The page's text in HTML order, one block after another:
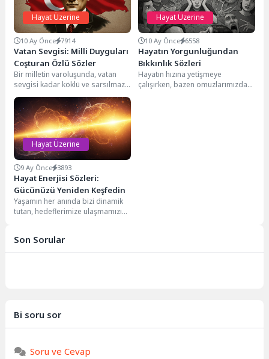
Hayat Üzerine
10 Ay Önce 7914
Vatan Sevgisi: Milli Duyguları
Coşturan Özlü Sözler
Bir milletin varoluşunda, vatan
sevgisi kadar köklü ve sarsılmaz
bir duygu az bulunur. Vatan,
sadece...
Hayat Üzerine
10 Ay Önce 6558
Hayatın Yorgunluğundan
Bıkkınlık Sözleri
Hayatın hızına yetişmeye
çalışırken, bazen omuzlarımızda
Hayat Üzerine
9 Ay Önce 3893
Hayat Enerjisi Sözleri:
Gücünüzü Yeniden Keşfedin
Yaşamın her anında bizi dinamik
tutan, hedeflerimize ulaşmamızı
Son Sorular
Bi soru sor
Soru ve Cevap